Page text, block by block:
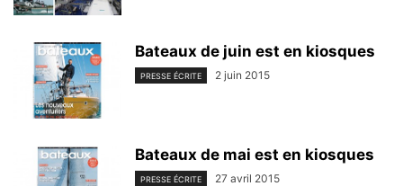
Bateaux de juin est en kiosques
PRESSE ÉCRITE 2 juin 2015
Bateaux de mai est en kiosques
PRESSE ÉCRITE 27 avril 2015